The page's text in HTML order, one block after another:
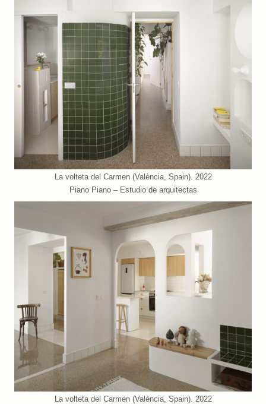
La volteta del Carmen (València, Spain). 2022
Piano Piano – Estudio de arquitectas
La volteta del Carmen (València, Spain). 2022